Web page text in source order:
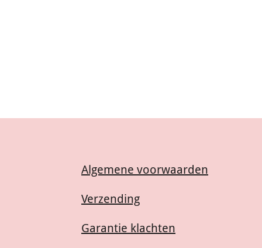
Algemene voorwaarden
Verzending
Garantie klachten